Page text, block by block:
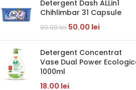
Detergent Dash ALLin1
Chihlimbar 31 Capsule
80.00lei 50.00 lei
Detergent Concentrat
Vase Dual Power
1000ml
18.00 lei